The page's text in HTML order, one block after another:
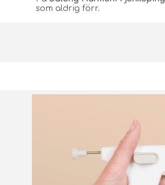
som aldrig förr.